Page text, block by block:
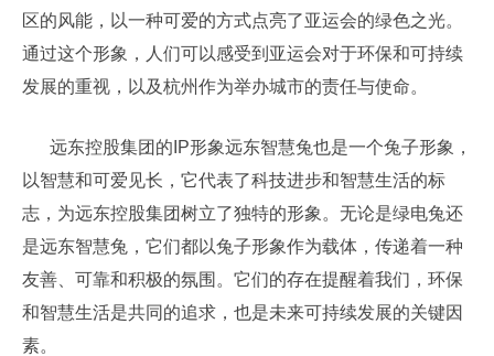
区的风能，以一种可爱的方式点亮了亚运会的绿色之光。
通过这个形象，人们可以感受到亚运会对于环保和可持续
发展的重视，以及杭州作为举办城市的责任与使命。
远东控股集团的IP形象远东智慧兔也是一个兔子形象，
以智慧和可爱见长，它代表了科技进步和智慧生活的标
志，为远东控股集团树立了独特的形象。无论是绿电兔还
是远东智慧兔，它们都以兔子形象作为载体，传递着一种
友善、可靠和积极的氛围。它们的存在提醒着我们，环保
和智慧生活是共同的追求，也是未来可持续发展的关键因
素。